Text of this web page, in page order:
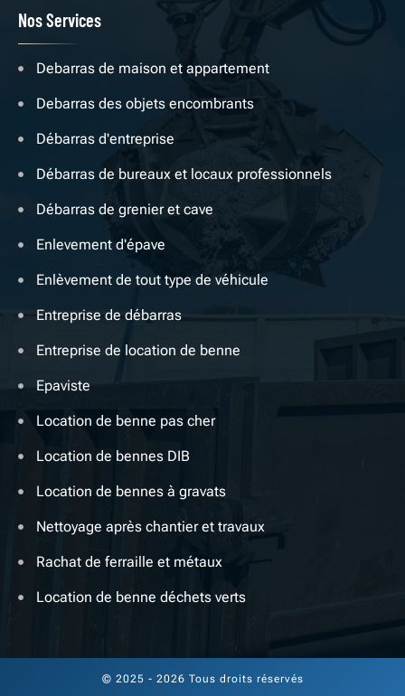
Nos Services
Debarras de maison et appartement
Debarras des objets encombrants
Débarras d'entreprise
Débarras de bureaux et locaux professionnels
Débarras de grenier et cave
Enlevement d'épave
Enlèvement de tout type de véhicule
Entreprise de débarras
Entreprise de location de benne
Epaviste
Location de benne pas cher
Location de bennes DIB
Location de bennes à gravats
Nettoyage après chantier et travaux
Rachat de ferraille et métaux
Location de benne déchets verts
© 2025 - 2026 Tous droits réservés